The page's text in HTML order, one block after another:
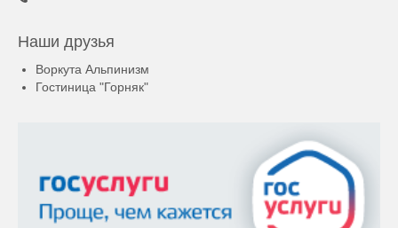
Наши друзья
Воркута Альпинизм
Гостиница "Горняк"